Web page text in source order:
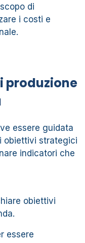
di
i costi e
produzione
essere guidata
obiettivi strategici
indicatori che
obiettivi
essere